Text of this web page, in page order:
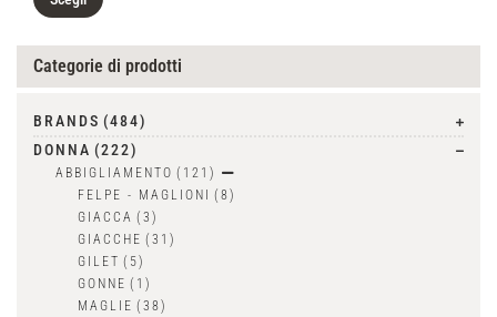
Categorie di prodotti
BRANDS (484)
DONNA (222)
ABBIGLIAMENTO (121)
FELPE - MAGLIONI
(8)
GIACCA (3)
GIACCHE (31)
GILET (5)
GONNE (1)
MAGLIE (38)